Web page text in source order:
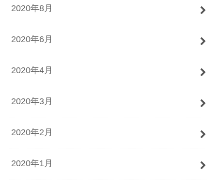
2020年8月
2020年6月
2020年4月
2020年3月
2020年2月
2020年1月